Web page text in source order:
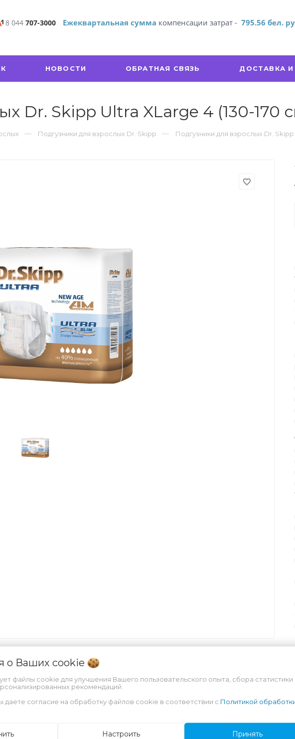
8 044 707-3000 Ежеквартальная сумма компенсации затрат- 795.56 бел.
НОВОСТИ ОБРАТНАЯ СВЯЗЬ ДОСТАВКА
Dr. Skipp Ultra XLarge 4 (130-170
Подгузники для взрослых Dr. Skipp Подгузники для взрослых Dr.
favorite_border
по инновационной технологии, в которой в качестве впитывающего
изготовленной по данной технологии, является наличие большего
распределяется во всем объеме впитывающего слоя AM, а
процесса продува горячим воздухом.
о Ваших cookie
файлы cookie для улучшения Вашего пользовательского опыта, сбора статистики
рекомендаций.
даете согласие на обработку файлов cookie в соответствии с Политикой
Настроить Принять